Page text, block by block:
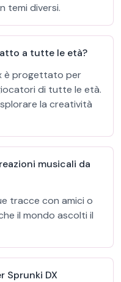
temi diversi.
a tutte le età?
è progettato per
di tutte le età.
la creatività
musicali da
tracce con amici o
il mondo ascolti il
Sprunki DX